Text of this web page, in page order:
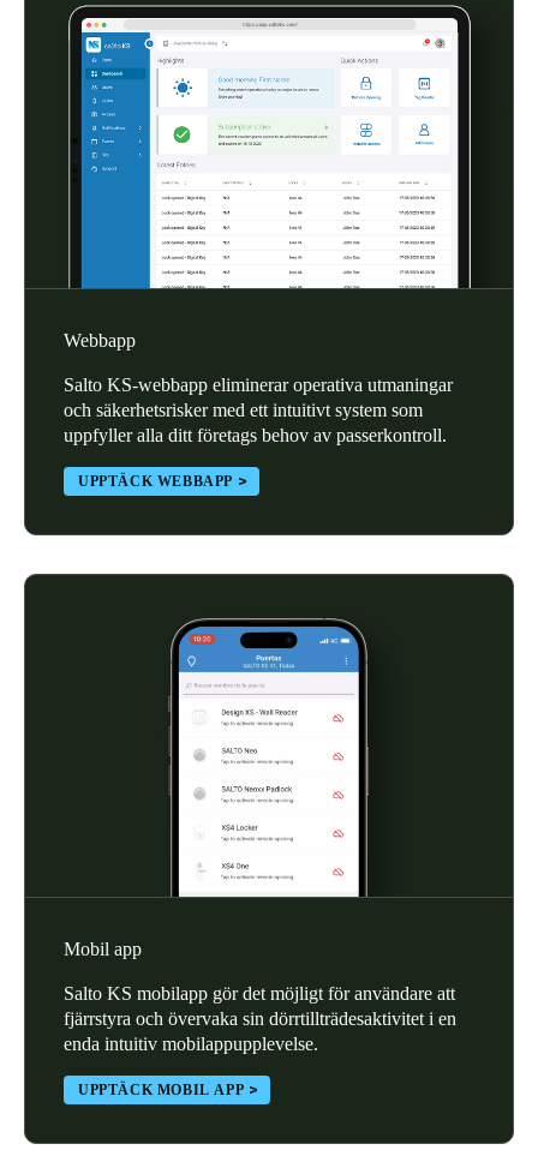
Français
Netherlands
Nederlands English
Belgium
English
Español
Portugal
Português
Italiano
Russia
English
Finnish
English
Webbapp
Salto KS-webbapp eliminerar operativa utmaningar
och säkerhetsrisker med ett intuitivt system som
uppfyller alla ditt företags behov av passerkontroll.
UPPTÄCK WEBBAPP
Mobil app
Salto KS mobilapp gör det möjligt för användare att
fjärrstyra och övervaka sin dörrtillträdesaktivitet i en
enda intuitiv mobilappupplevelse.
UPPTÄCK MOBIL APP